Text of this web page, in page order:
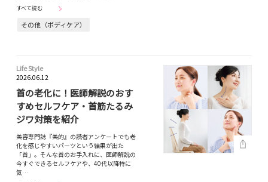
すべて読む
その他（ボディケア）
Life Style
2026.06.12
首の老化に！医師解説のおす
すめセルフケア・首筋たるみ
ジワ対策を紹介
美容専門誌『美的』の読者アンケートでも老
化を感じやすいパーツという結果が出た
「首」。そんな首のお手入れに、医師解説の
今すぐできるセルフケアや、40代以降特に
気…